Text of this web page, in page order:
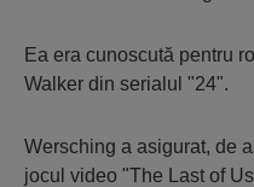
Ea era cunoscută pentru
Walker din serialul "24".
Wersching a asigurat, de
jocul video "The Last of